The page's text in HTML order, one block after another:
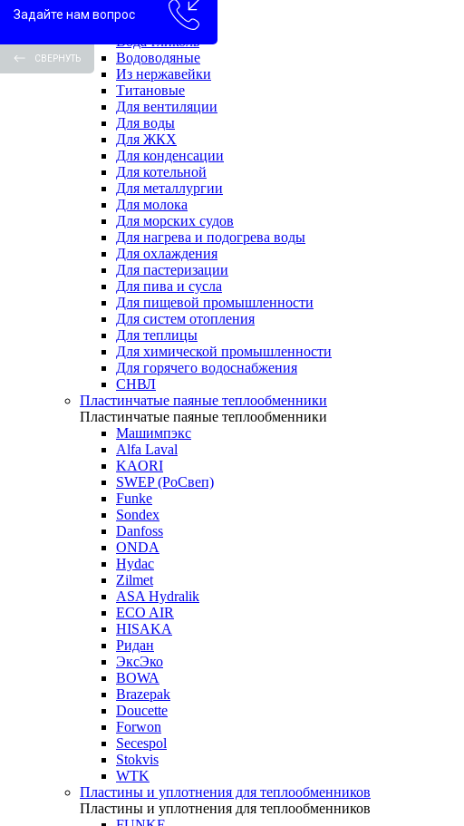
Двухконтурные
Вода-вода
Вода-гликоль
Водоводяные
Из нержавейки
Титановые
Для вентиляции
Для воды
Для ЖКХ
Для конденсации
Для котельной
Для металлургии
Для молока
Для морских судов
Для нагрева и подогрева воды
Для охлаждения
Для пастеризации
Для пива и сусла
Для пищевой промышленности
Для систем отопления
Для теплицы
Для химической промышленности
Для горячего водоснабжения
СНВЛ
Пластинчатые паяные теплообменники
Пластинчатые паяные теплообменники
Машимпэкс
Alfa Laval
KAORI
SWEP (РоСвеп)
Funke
Sondex
Danfoss
ONDA
Hydac
Zilmet
ASA Hydralik
ECO AIR
HISAKA
Ридан
ЭксЭко
BOWA
Brazepak
Doucette
Forwon
Secespol
Stokvis
WTK
Пластины и уплотнения для теплообменников
Пластины и уплотнения для теплообменников
Задайте нам вопрос
СВЕРНУТЬ